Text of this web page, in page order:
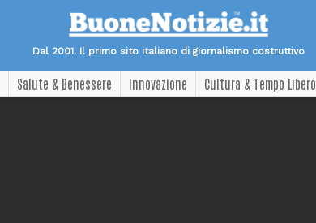
Dal 2001. Il primo sito italiano di giornalismo costruttivo
Salute & Benessere Innovazione Cultura & Tempo Libero